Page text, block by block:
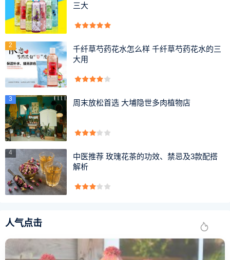
环境中越冬无冻害，抗旱能力强，在荒漠地带仍能正常生
长。
枸杞一般都是在庭院中进行种植的，这里的光照充足，如
果是作为枸杞盆景的话，放在卧室、客厅、阳台等都是不错
的选择，还可以起到装饰家居的作用。
习性的具体介绍，希望给网友们带来一些知识。
三大
2
千纤草芍药花水怎么样 千纤草芍药花水的三
大用
3 周末放松首选 大埔隐世多肉植物店
4
中医推荐 玫瑰花茶的功效、禁忌及3款配搭
解析
人气点击